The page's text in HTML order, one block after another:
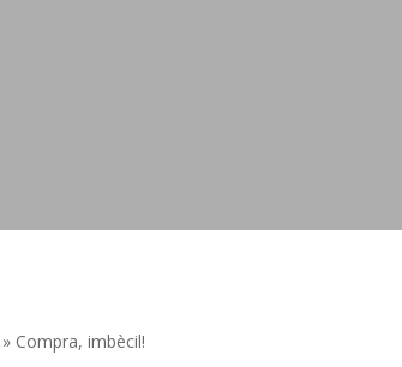
» Compra, imbècil!